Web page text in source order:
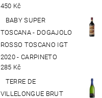
450 Kč
BABY SUPER
TOSCANA - DOGAJOLO
ROSSO TOSCANO IGT
2020 - CARPINETO
285 Kč
TERRE DE
VILLELONGUE BRUT